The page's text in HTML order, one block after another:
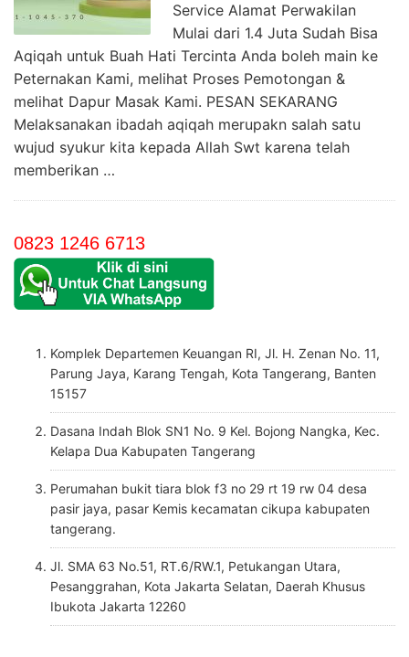
Service Alamat Perwakilan
Mulai dari 1.4 Juta Sudah Bisa
Aqiqah untuk Buah Hati Tercinta Anda boleh main ke
Peternakan Kami, melihat Proses Pemotongan &
melihat Dapur Masak Kami. PESAN SEKARANG
Melaksanakan ibadah aqiqah merupakn salah satu
wujud syukur kita kepada Allah Swt karena telah
memberikan …
0823 1246 6713
Komplek Departemen Keuangan RI, Jl. H. Zenan No. 11,
Parung Jaya, Karang Tengah, Kota Tangerang, Banten
15157
Dasana Indah Blok SN1 No. 9 Kel. Bojong Nangka, Kec.
Kelapa Dua Kabupaten Tangerang
Perumahan bukit tiara blok f3 no 29 rt 19 rw 04 desa
pasir jaya, pasar Kemis kecamatan cikupa kabupaten
tangerang.
Jl. SMA 63 No.51, RT.6/RW.1, Petukangan Utara,
Pesanggrahan, Kota Jakarta Selatan, Daerah Khusus
Ibukota Jakarta 12260